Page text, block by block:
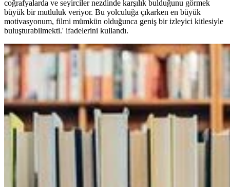
coğrafyalarda ve seyirciler nezdinde karşılık bulduğunu görmek
büyük bir mutluluk veriyor. Bu yolculuğa çıkarken en büyük
motivasyonum, filmi mümkün olduğunca geniş bir izleyici kitlesiyle
buluşturabilmekti.' ifadelerini kullandı.